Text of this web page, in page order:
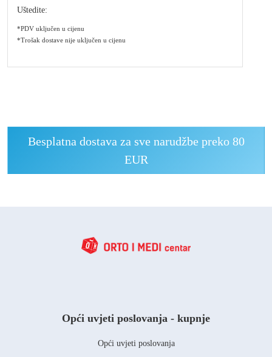
Uštedite:
*PDV uključen u cijenu
*Trošak dostave nije uključen u cijenu
Besplatna dostava za sve narudžbe preko 80
EUR
Opći uvjeti poslovanja - kupnje
Opći uvjeti poslovanja